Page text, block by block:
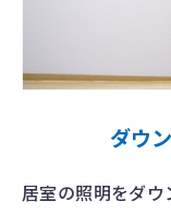
ダウ
居室の照明をダ